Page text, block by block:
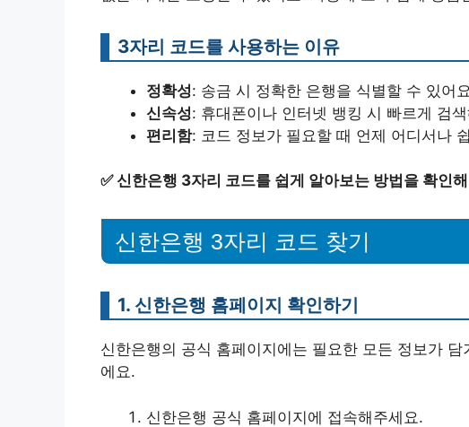
3자리 코드를 사용하는 이유
정확성: 송금 시 정확한 은행을 식별할 수 있어
신속성: 휴대폰이나 인터넷 뱅킹 시 빠르게 검
편리함: 코드 정보가 필요할 때 언제 어디서나
✅신한은행 3자리 코드를 쉽게 알아보는 방법을 확인
신한은행 3자리 코드 찾기
1. 신한은행 홈페이지 확인하기
신한은행의 공식 홈페이지에는 필요한 모든 정보가
에요.
신한은행 공식 홈페이지에 접속해주세요.